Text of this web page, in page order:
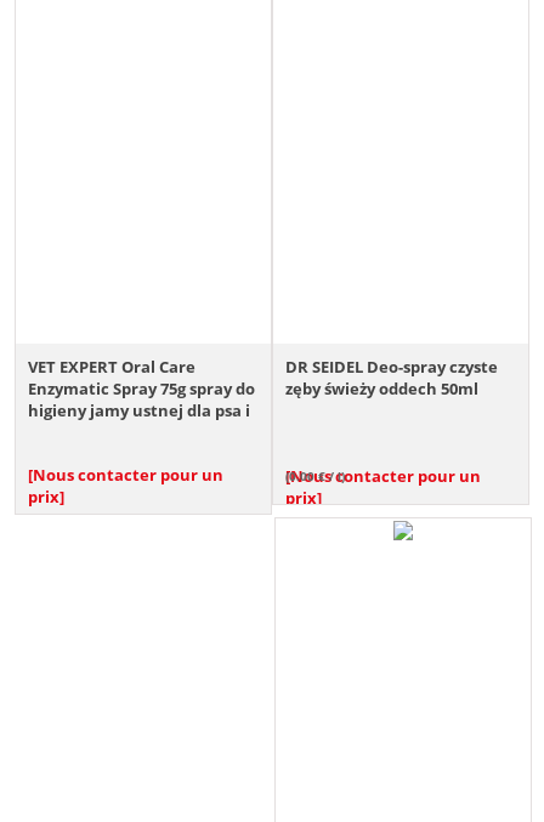
VET EXPERT Oral Care
Enzymatic Spray 75g spray do
higieny jamy ustnej dla psa i
[Nous contacter pour un
prix]
DR SEIDEL Deo-spray czyste
zęby świeży oddech 50ml
[Nous contacter pour un
prix]
(0.00 € / l)